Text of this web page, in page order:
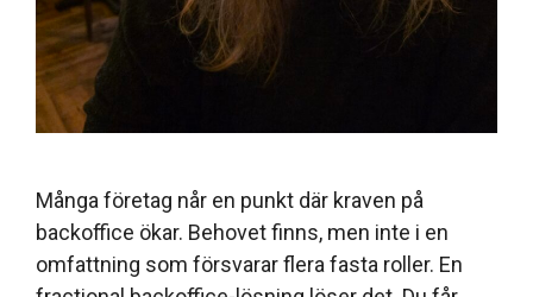
Många företag når en punkt där kraven på
backoffice ökar. Behovet finns, men inte i en
omfattning som försvarar flera fasta roller. En